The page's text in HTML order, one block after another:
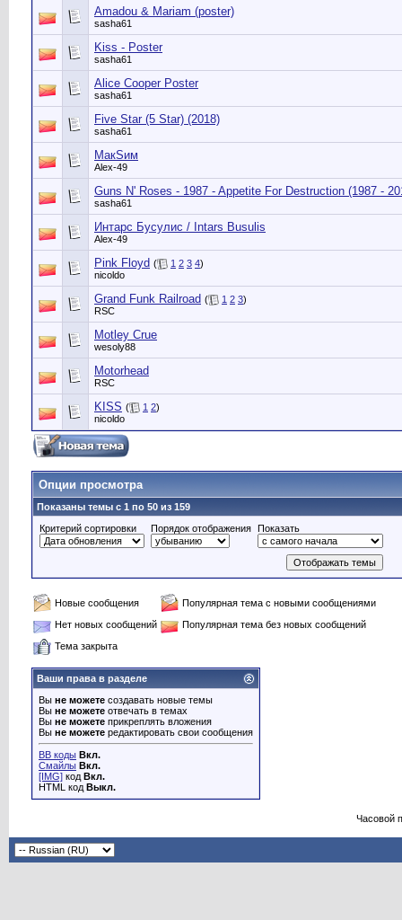
Amadou & Mariam (poster)
sasha61
Kiss - Poster
sasha61
Alice Cooper Poster
sasha61
Five Star (5 Star) (2018)
sasha61
МакSим
Alex-49
Guns N' Roses - 1987 - Appetite For Destruction (1987 -
sasha61
Интарс Бусулис / Intars Busulis
Alex-49
Pink Floyd ( 1 2 3 4)
nicoldo
Grand Funk Railroad ( 1 2 3)
RSC
Motley Crue
wesoly88
Motorhead
RSC
KISS ( 1 2)
nicoldo
Опции просмотра
Показаны темы с 1 по 50 из 159
Критерий сортировки
Порядок отображения Показать
Новые сообщения
Популярная тема с новыми сообщениями
Нет новых сообщений
Популярная тема без новых сообщений
Тема закрыта
Ваши права в разделе
Вы не можете создавать новые темы
Вы не можете отвечать в темах
Вы не можете прикреплять вложения
Вы не можете редактировать свои сообщения
BB коды Вкл.
Смайлы Вкл.
[IMG] код Вкл.
HTML код Выкл.
Часовой